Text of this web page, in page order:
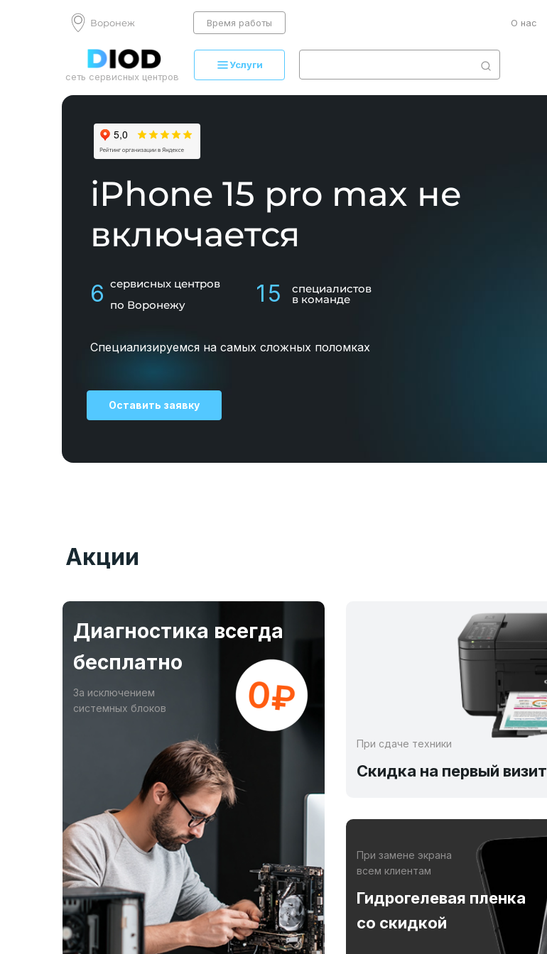
Воронеж Время работы О нас
сеть сервисных центров
Услуги
iPhone 15 pro max не
включается
6 сервисных центров
по Воронежу
15 специалистов
в команде
Специализируемся на самых сложных поломках
Оставить заявку
Акции
Диагностика всегда
бесплатно
За исключением
системных блоков
При сдаче техники
Скидка на первый визит
При замене экрана
всем клиентам
Гидрогелевая пленка
со скидкой